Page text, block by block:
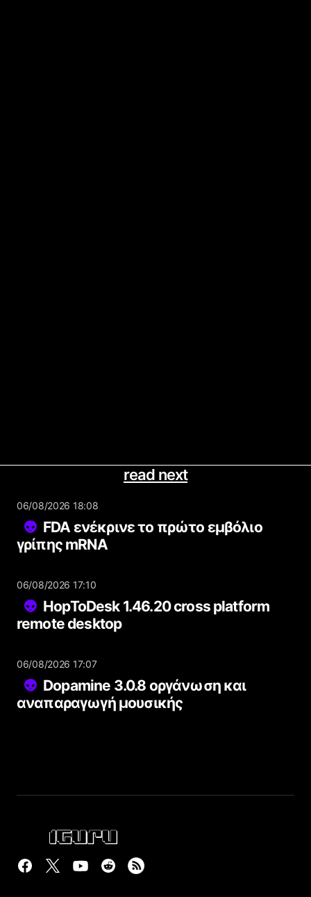
read next
06/08/2026 18:08
FDA ενέκρινε το πρώτο εμβόλιο
γρίπης mRNA
06/08/2026 17:10
HopToDesk 1.46.20 cross platform
remote desktop
06/08/2026 17:07
Dopamine 3.0.8 οργάνωση και
αναπαραγωγή μουσικής